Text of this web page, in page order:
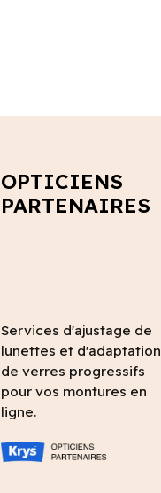
OPTICIENS
PARTENAIRES
Services d'ajustage de
lunettes et d'adaptation
de verres progressifs
pour vos montures en
ligne.